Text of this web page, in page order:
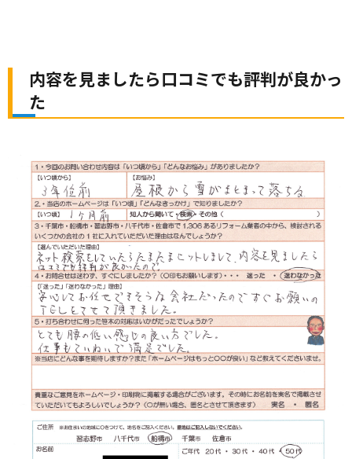
内容を見ましたら口コミでも評判が良かっ
た